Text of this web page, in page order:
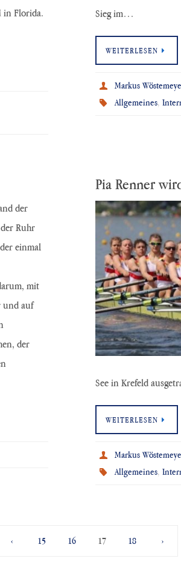
in Florida.
Sieg im…
WEITERLESEN
Markus
Allgemeines,
der
Ruhr
einmal
mit
und auf
der
Pia Renner
See in Krefeld
WEITERLESEN
Markus
Allgemeines,
‹ 15 16 17 18 ›